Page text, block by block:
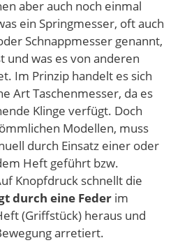
aber auch noch einmal
ein Springmesser, oft auch
Schnappmesser genannt,
und was es von anderen
Im Prinzip handelt es sich
Art Taschenmesser, da es
Klinge verfügt. Doch
Modellen, muss
durch Einsatz einer oder
Heft geführt bzw.
Knopfdruck schnellt die
durch eine Feder im
(Griffstück) heraus und
arretiert.